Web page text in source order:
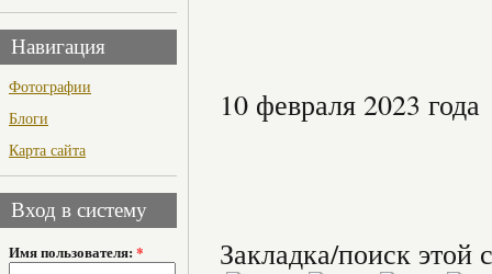
Навигация
Фотографии
Блоги
Карта сайта
Вход в систему
Имя пользователя: *
10 февраля 2023 года
Закладка/поиск этой